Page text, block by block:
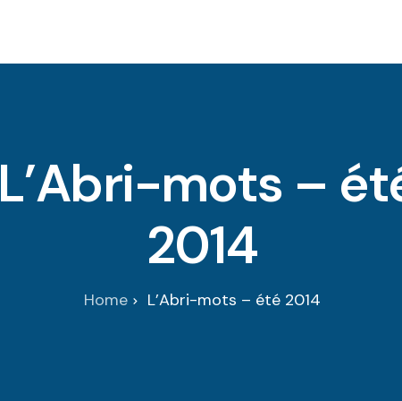
L’Abri-mots –
2014
Home L’Abri-mots – été 2014